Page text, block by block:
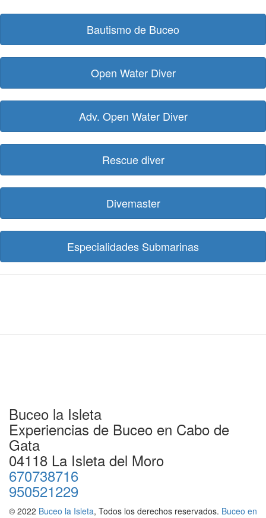
Bautismo de Buceo
Open Water Diver
Adv. Open Water Diver
Rescue diver
Divemaster
Especialidades Submarinas
Buceo la Isleta
Experiencias de Buceo en Cabo de
Gata
04118 La Isleta del Moro
670738716
950521229
© 2022 Buceo la Isleta, Todos los derechos reservados. Buceo en